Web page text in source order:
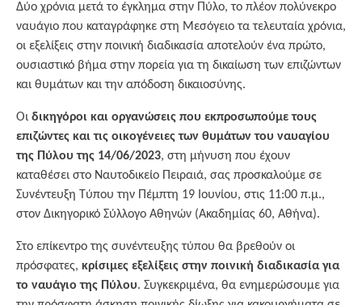
Δύο χρόνια μετά το έγκλημα στην Πύλο, το πλέον πολύνεκρο
ναυάγιο που καταγράφηκε στη Μεσόγειο τα τελευταία χρόνια,
οι εξελίξεις στην ποινική διαδικασία αποτελούν ένα πρώτο,
ουσιαστικό βήμα στην πορεία για τη δικαίωση των επιζώντων
και θυμάτων και την απόδοση δικαιοσύνης.
Οι δικηγόροι και οργανώσεις που εκπροσωπούμε τους
επιζώντες και τις οικογένειες των θυμάτων του ναυαγίου
της Πύλου της 14/06/2023, στη μήνυση που έχουν
καταθέσει στο Ναυτοδικείο Πειραιά, σας προσκαλούμε σε
Συνέντευξη Τύπου την Πέμπτη 19 Ιουνίου, στις 11:00 π.μ.,
στον Δικηγορικό Σύλλογο Αθηνών (Ακαδημίας 60, Αθήνα).
Στο επίκεντρο της συνέντευξης τύπου θα βρεθούν οι
πρόσφατες, κρίσιμες εξελίξεις στην ποινική διαδικασία για
το ναυάγιο της Πύλου. Συγκεκριμένα, θα ενημερώσουμε για